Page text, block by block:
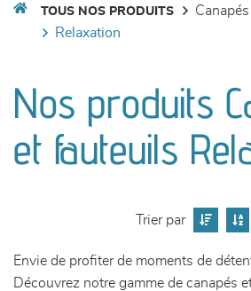
séjours
meubles de complément
TOUS NOS PRODUITS
relaxation
Nos produits
et fauteuils
Trier par
Envie de profiter de moments de
Découvrez notre gamme de canapés